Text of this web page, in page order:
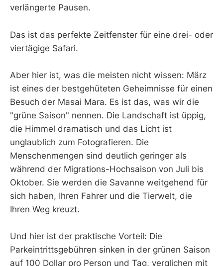
verlängerte Pausen.
Das ist das perfekte Zeitfenster für eine drei- oder
viertägige Safari.
Aber hier ist, was die meisten nicht wissen: März
ist eines der bestgehüteten Geheimnisse für einen
Besuch der Masai Mara. Es ist das, was wir die
"grüne Saison" nennen. Die Landschaft ist üppig,
die Himmel dramatisch und das Licht ist
unglaublich zum Fotografieren. Die
Menschenmengen sind deutlich geringer als
während der Migrations-Hochsaison von Juli bis
Oktober. Sie werden die Savanne weitgehend für
sich haben, Ihren Fahrer und die Tierwelt, die
Ihren Weg kreuzt.
Und hier ist der praktische Vorteil: Die
Parkeintrittsgebühren sinken in der grünen Saison
auf 100 Dollar pro Person und Tag, verglichen mit